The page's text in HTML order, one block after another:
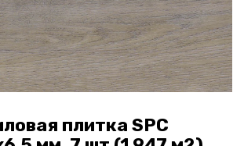
плитка SPC